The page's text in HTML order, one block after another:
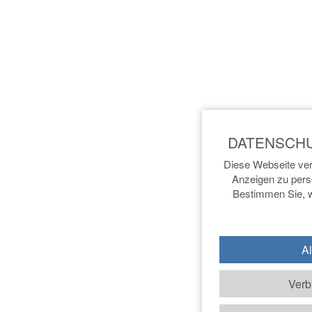
Diese Webseite
Anzeigen zu
Bestimmen Sie,